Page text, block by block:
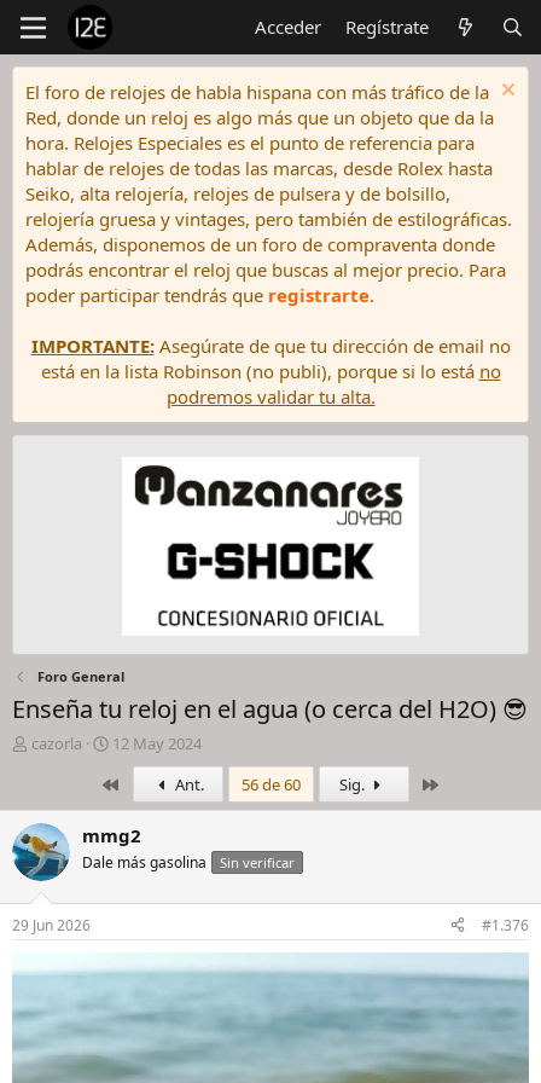
Acceder Regístrate
El foro de relojes de habla hispana con más tráfico de la
Red, donde un reloj es algo más que un objeto que da la
hora. Relojes Especiales es el punto de referencia para
hablar de relojes de todas las marcas, desde Rolex hasta
Seiko, alta relojería, relojes de pulsera y de bolsillo,
relojería gruesa y vintages, pero también de estilográficas.
Además, disponemos de un foro de compraventa donde
podrás encontrar el reloj que buscas al mejor precio. Para
poder participar tendrás que registrarte.
IMPORTANTE:Asegúrate de que tu dirección de email no
está en la lista Robinson (no publi), porque si lo está no
podremos validar tu alta.
Foro General
Enseña tu reloj en el agua (o cerca del H2O) 😎
I
c
i
a
d
o
r
d
l
i
l
o
cazorla
F
c
h
a
d
e
i
c
12 May 2024
PrimeroAnt. 56 de 60 Sig.
mmg2
Dale más gasolina Sin verificar
29 Jun 2026 #1.376